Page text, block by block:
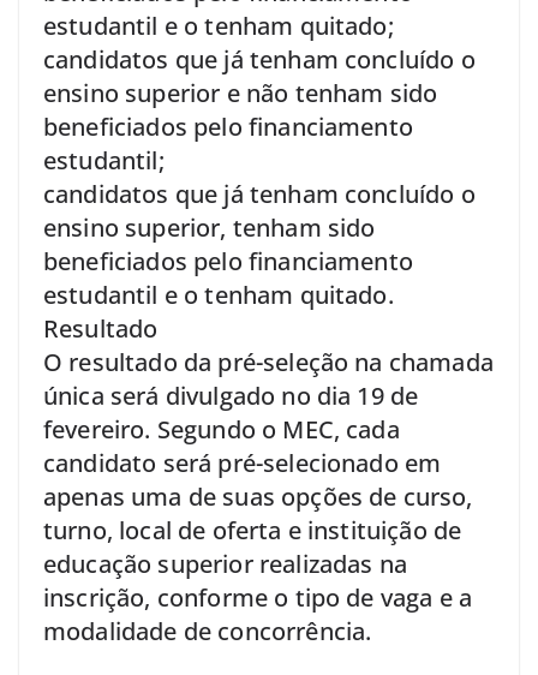
estudantil e o tenham quitado;
candidatos que já tenham concluído o
ensino superior e não tenham sido
beneficiados pelo financiamento
estudantil;
candidatos que já tenham concluído o
ensino superior, tenham sido
beneficiados pelo financiamento
estudantil e o tenham quitado.
Resultado
O resultado da pré-seleção na chamada
única será divulgado no dia 19 de
fevereiro. Segundo o MEC, cada
candidato será pré-selecionado em
apenas uma de suas opções de curso,
turno, local de oferta e instituição de
educação superior realizadas na
inscrição, conforme o tipo de vaga e a
modalidade de concorrência.